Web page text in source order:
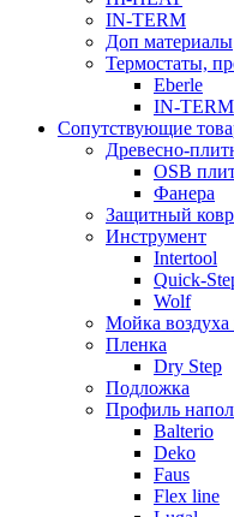
IN-TERM
Доп материалы
Термостаты,
Eberle
IN-TERM
Сопутствующие
Древесно-
OSB
Фанера
Защитный
Инструмент
Intertool
Quick-
Wolf
Мойка
Пленка
Dry Step
Подложка
Профиль
Balterio
Deko
Faus
Flex line